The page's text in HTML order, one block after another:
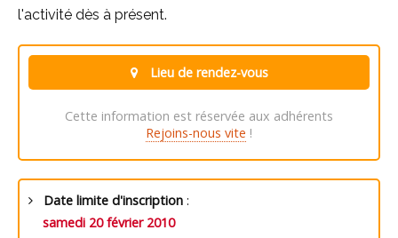
l'activité dès à présent.
Lieu de rendez-vous
Cette information est réservée aux adhérents
Rejoins-nous vite !
Date limite d'inscription :
samedi 20 février 2010